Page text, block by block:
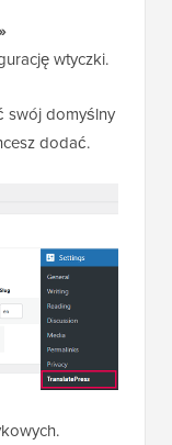
wtyczki.
swój domyślny
dodać.